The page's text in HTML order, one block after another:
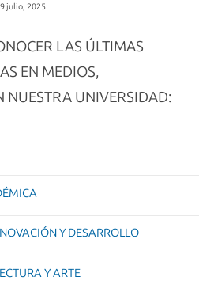
julio, 2025
LAS ÚLTIMAS
EN MEDIOS,
NUESTRA UNIVERSIDAD:
Y DESARROLLO
Y ARTE